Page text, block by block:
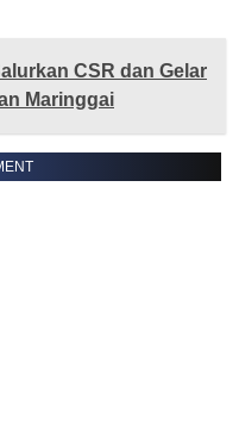
CSR dan Gelar
Maringgai